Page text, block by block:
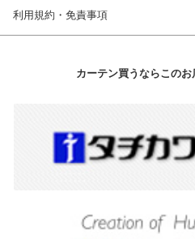
利用規約・免責事項
カーテン買うならこの